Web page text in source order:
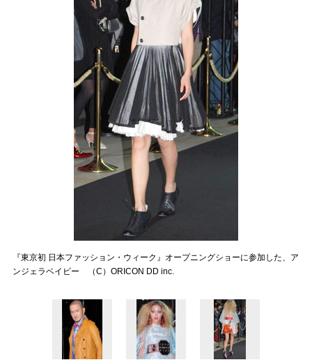
『東京初 日本ファッション・ウィーク』オープニングショーに参加した、ア
ンジェラベイビー （C）ORICON DD inc.